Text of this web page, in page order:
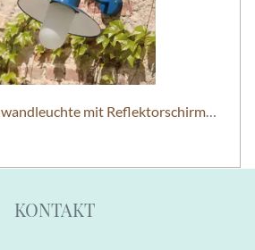
Klassische Außenwandleuchte mit Reflektorschirm – Belcour Nr. 1 | Roger Pradier
KONTAKT